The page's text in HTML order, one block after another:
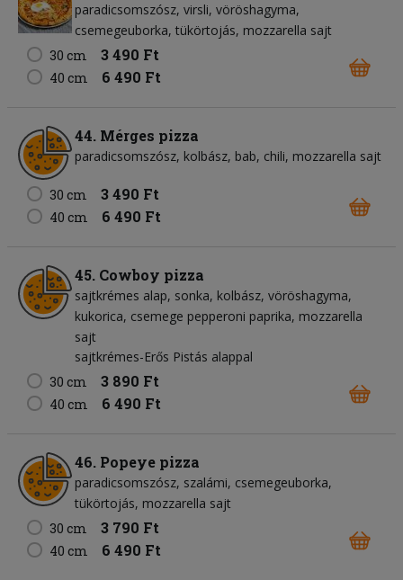
paradicsomszósz virsli vöröshagyma
csemegeuborka tükörtojás mozzarella sajt
30 cm
3 490 Ft
40 cm 6 490 Ft
44. Mérges pizza
paradicsomszósz kolbász bab chili mozzarella sajt
30 cm 3 490 Ft
40 cm 6 490 Ft
45. Cowboy pizza
sajtkrémes alap sonka kolbász vöröshagyma
kukorica csemege pepperoni paprika mozzarella
sajt
sajtkrémes-Erős Pistás alappal
30 cm
3 890 Ft
40 cm 6 490 Ft
46. Popeye pizza
paradicsomszósz szalámi csemegeuborka
tükörtojás mozzarella sajt
30 cm
3 790 Ft
40 cm 6 490 Ft